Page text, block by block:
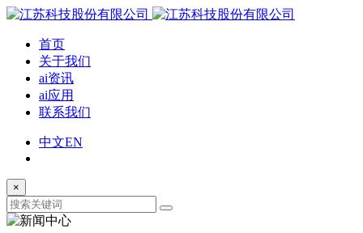
首页
关于我们
ai资讯
ai应用
联系我们
中文EN
×